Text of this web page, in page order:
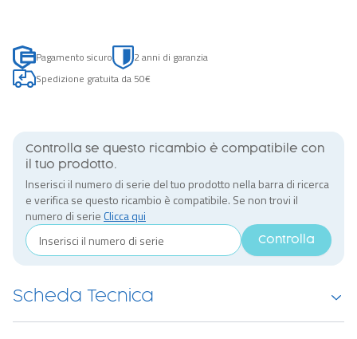
Pagamento sicuro
2 anni di garanzia
Spedizione gratuita da 50€
Controlla se questo ricambio è compatibile con
il tuo prodotto.
Inserisci il numero di serie del tuo prodotto nella barra di ricerca
e verifica se questo ricambio è compatibile. Se non trovi il
numero di serie Clicca qui
Controlla
Scheda Tecnica